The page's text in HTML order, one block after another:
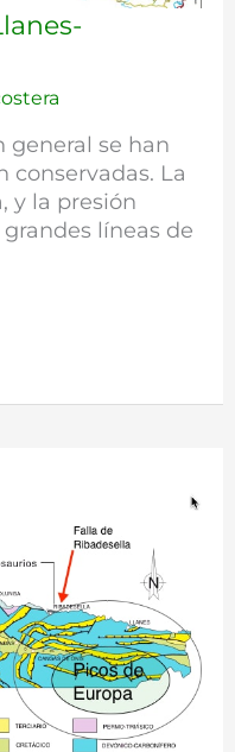
general se han
La
y la presión
líneas de